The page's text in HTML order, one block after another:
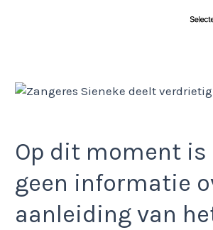
Op dit moment is
geen informatie
aanleiding van